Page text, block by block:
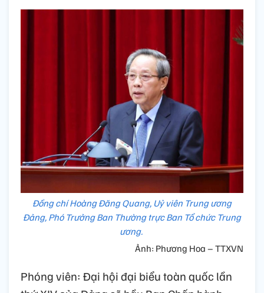
Đồng chí Hoàng Đăng Quang, Uỷ viên Trung ương
Đảng, Phó Trưởng Ban Thường trực Ban Tổ chức Trung
ương.
Ảnh: Phương Hoa – TTXVN
Phóng viên: Đại hội đại biểu toàn quốc lần